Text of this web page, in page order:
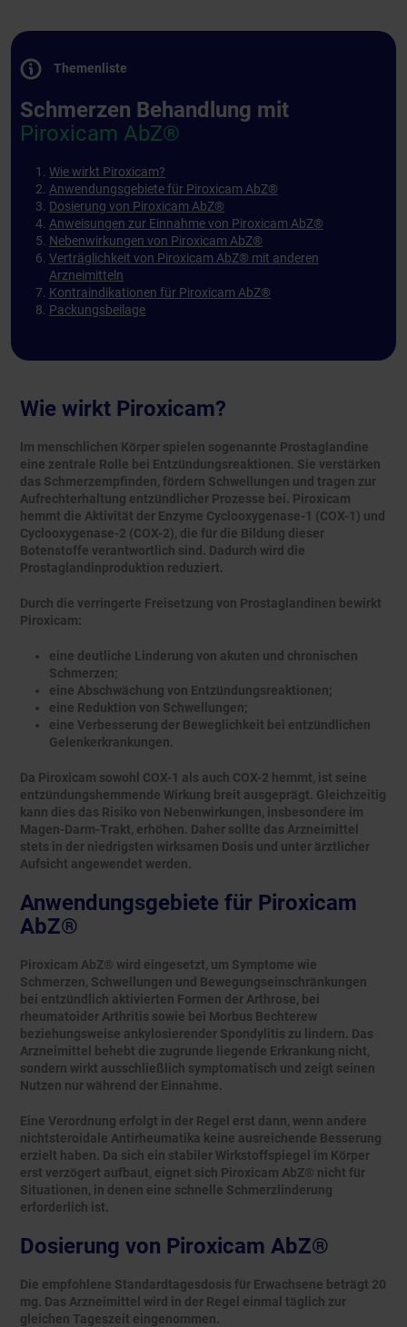
Wie wirkt Piroxicam?
Im menschlichen Körper spielen sogenannte Prostaglandine
eine zentrale Rolle bei Entzündungsreaktionen. Sie verstärken
das Schmerzempfinden, fördern Schwellungen und tragen zur
Aufrechterhaltung entzündlicher Prozesse bei. Piroxicam
hemmt die Aktivität der Enzyme Cyclooxygenase-1 (COX-1) und
Cyclooxygenase-2 (COX-2), die für die Bildung dieser
Botenstoffe verantwortlich sind. Dadurch wird die
Prostaglandinproduktion reduziert.
Durch die verringerte Freisetzung von Prostaglandinen bewirkt
Piroxicam:
eine deutliche Linderung von akuten und chronischen
Schmerzen;
eine Abschwächung von Entzündungsreaktionen;
eine Reduktion von Schwellungen;
eine Verbesserung der Beweglichkeit bei entzündlichen
Gelenkerkrankungen.
Da Piroxicam sowohl COX-1 als auch COX-2 hemmt, ist seine
entzündungshemmende Wirkung breit ausgeprägt. Gleichzeitig
kann dies das Risiko von Nebenwirkungen, insbesondere im
Magen-Darm-Trakt, erhöhen. Daher sollte das Arzneimittel
stets in der niedrigsten wirksamen Dosis und unter ärztlicher
Aufsicht angewendet werden.
Anwendungsgebiete für Piroxicam
AbZ®
Piroxicam AbZ® wird eingesetzt, um Symptome wie
Schmerzen, Schwellungen und Bewegungseinschränkungen
bei entzündlich aktivierten Formen der Arthrose, bei
rheumatoider Arthritis sowie bei Morbus Bechterew
beziehungsweise ankylosierender Spondylitis zu lindern. Das
Arzneimittel behebt die zugrunde liegende Erkrankung nicht,
sondern wirkt ausschließlich symptomatisch und zeigt seinen
Nutzen nur während der Einnahme.
Eine Verordnung erfolgt in der Regel erst dann, wenn andere
nichtsteroidale Antirheumatika keine ausreichende Besserung
erzielt haben. Da sich ein stabiler Wirkstoffspiegel im Körper
erst verzögert aufbaut, eignet sich Piroxicam AbZ® nicht für
Situationen, in denen eine schnelle Schmerzlinderung
erforderlich ist.
Dosierung von Piroxicam AbZ®
Die empfohlene Standardtagesdosis für Erwachsene beträgt 20
mg. Das Arzneimittel wird in der Regel einmal täglich zur
gleichen Tageszeit eingenommen.
Themenliste
Schmerzen Behandlung mit
Piroxicam AbZ®
Wie wirkt Piroxicam?
Anwendungsgebiete für Piroxicam AbZ®
Dosierung von Piroxicam AbZ®
Anweisungen zur Einnahme von Piroxicam AbZ®
Nebenwirkungen von Piroxicam AbZ®
Verträglichkeit von Piroxicam AbZ® mit anderen
Arzneimitteln
Kontraindikationen für Piroxicam AbZ®
Packungsbeilage